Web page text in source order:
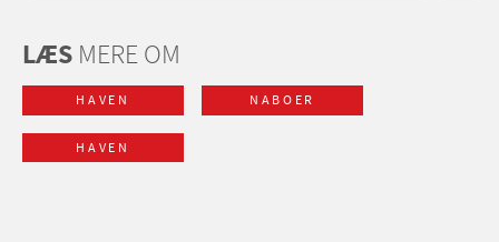
LÆS MERE OM
HAVEN NABOER
HAVEN